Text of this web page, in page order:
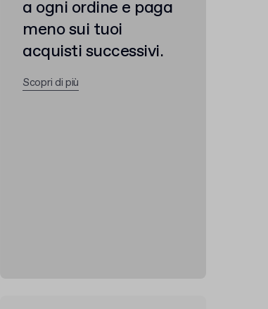
a ogni ordine e paga
meno sui tuoi
acquisti successivi.
Scopri di più